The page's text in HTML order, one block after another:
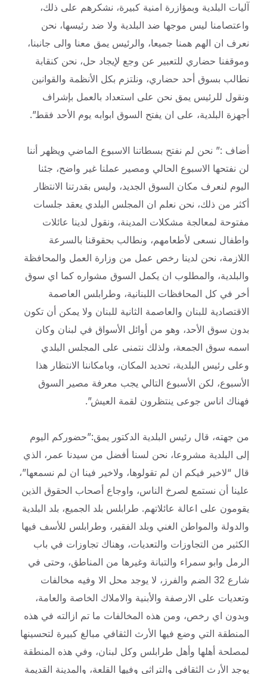
آليات البلدية وبمؤازرة امنية كبيرة، نشكرهم على ذلك،
واعتصامنا ليس موجها ضد البلدية ولا ضد رئيسها، نحن
نعرف ان الهم همنا جميعا، والرئيس يمق معنا والى جانبنا،
وموقفنا حضاري للتعبير عن وجع لإيجاد حل، نحن كنقابة
نطالب بسوق أحد حضاري، ونلتزم بكل الأنظمة والقوانين
ونقول للرئيس يمق نحن على استعداد بالعمل بإشراف
أجهزة البلدية، على ان يفتح السوق ابوابه يوم الأحد فقط”.
أضاف :” نحن لم نفتح بسطاتنا الاسبوع الماضي ويظهر أننا
لن نفتحها الاسبوع الحالي ومصير عملنا غير واضح، جئنا
اليوم لنعرف مكان السوق الجديد، وليس بقدرتنا الانتظار
أكثر من ذلك، نحن نعلم ان المجلس البلدي يعقد جلسات
مفتوحة لمعالجة مشكلات المدينة، ونقول لدينا عائلات
واطفال نسعى لأطعامهم، ونطالب بحقوقنا بالسرعة
اللازمة، نحن لدينا رخص عمل من وزارة العمل والمحافظة
والبلدية، والمطلوب ان يكمل السوق مشواره كما اي سوق
أخر في كل المحافظات اللبنانية، وطرابلس العاصمة
الاقتصادية للبنان والعاصمة الثانية للبنان ولا يمكن أن تكون
بدون سوق الأحد، وهو من أوائل الأسواق في لبنان وكان
اسمه سوق الجمعة، ولذلك نتمنى على المجلس البلدي
وعلى رئيس البلدية، تحديد المكان، وبامكاننا الانتظار هذا
الأسبوع، لكن الأسبوع التالي يجب معرفة مصير السوق
فهناك اناس جوعى ينتظرون لقمة العيش”.
من جهته، قال رئيس البلدية الدكتور يمق:”حضوركم اليوم
إلى البلدية مشروعا، نحن لسنا أفضل من سيدنا عمر، الذي
قال “لاخير فيكم ان لم تقولوها، ولاخير فينا ان لم نسمعها”،
علينا أن نستمع لصرخ الناس، واوجاع أصحاب الحقوق الذين
يقومون على اعالة عائلاتهم. طرابلس بلد الجميع، بلد البلدية
والدولة والمواطن الغني وبلد الفقير، وطرابلس للأسف فيها
الكثير من التجاوزات والتعديات، وهناك تجاوزات في باب
الرمل وابو سمراء والتبانة وغيرها من المناطق، وحتى في
شارع 32 الضم والفرز، لا يوجد محل الا وفيه مخالفات
وتعديات على الارصفة والأبنية والاملاك الخاصة والعامة،
وبدون اي رخص، ومن هذه المخالفات ما تم ازالته في هذه
المنطقة التي وضع فيها الأرث الثقافي مبالغ كبيرة لتحسينها
لمصلحة أهلها وأهل طرابلس وكل لبنان، وفي هذه المنطقة
يوجد الأرث الثقافي والتراثي وفيها القلعة، والمدينة القديمة